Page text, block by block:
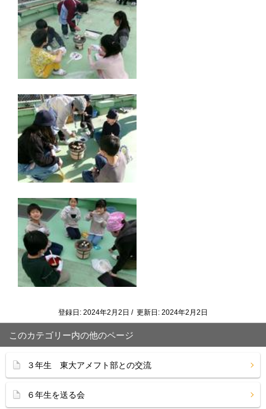
登録日: 2024年2月2日 / 更新日: 2024年2月2日
このカテゴリー内の他のページ
３年生 東大アメフト部との交流
６年生を送る会